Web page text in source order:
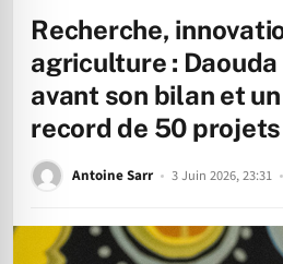
Recherche,
agriculture :
avant son bilan et
record de 50 projets
Antoine Sarr 3 Juin 2026, 23:31